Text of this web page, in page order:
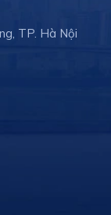
TP. Hà Nội